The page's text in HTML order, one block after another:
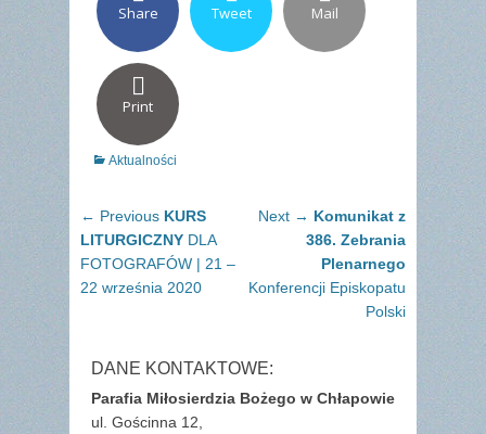
Share Tweet Mail
Print
Categories
Aktualności
Nawigacja
wpisu
← Previous Previous
post:
KURS
LITURGICZNY DLA
FOTOGRAFÓW | 21 –
22 września 2020
Next → Next
post:
Komunikat z
386. Zebrania
Plenarnego
Konferencji Episkopatu
Polski
DANE KONTAKTOWE:
Parafia Miłosierdzia Bożego w Chłapowie
ul. Gościnna 12,